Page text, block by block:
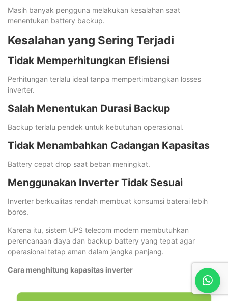
Masih banyak pengguna melakukan kesalahan saat
menentukan battery backup.
Kesalahan yang Sering Terjadi
Tidak Memperhitungkan Efisiensi
Perhitungan terlalu ideal tanpa mempertimbangkan losses
inverter.
Salah Menentukan Durasi Backup
Backup terlalu pendek untuk kebutuhan operasional.
Tidak Menambahkan Cadangan Kapasitas
Battery cepat drop saat beban meningkat.
Menggunakan Inverter Tidak Sesuai
Inverter berkualitas rendah membuat konsumsi baterai lebih
boros.
Karena itu, sistem UPS telecom modern membutuhkan
perencanaan daya dan backup battery yang tepat agar
operasional tetap aman dalam jangka panjang.
Cara menghitung kapasitas inverter